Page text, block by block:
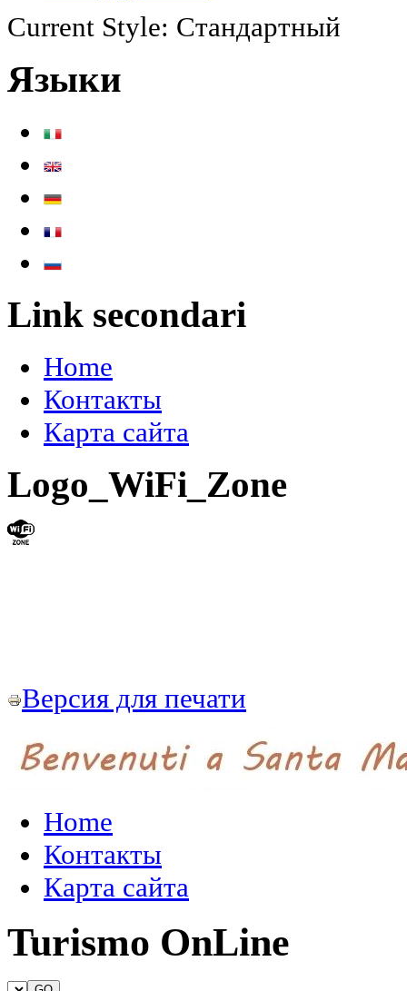
Current Style: Стандартный
Языки
Link secondari
Home
Контакты
Карта сайта
Logo_WiFi_Zone
Версия для печати
Home
Контакты
Карта сайта
Turismo OnLine